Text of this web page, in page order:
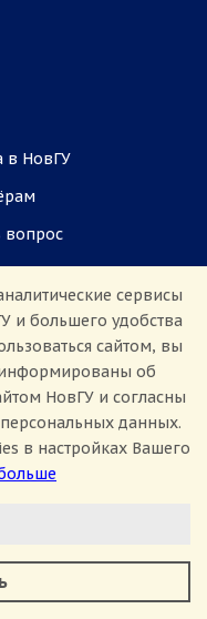
в НовГУ
вопрос
о доходах
сервисы
и большего удобства
сайтом, вы
об
НовГУ и согласны
данных.
в настройках Вашего